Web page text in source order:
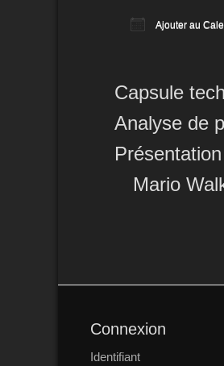
Ajouter au
Capsule
Analyse de
Mario
Connexion
Identifiant